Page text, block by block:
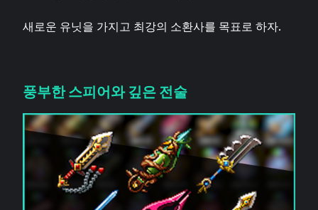
새로운 유닛을 가지고 최강의 소환사를 목표로 하자.
풍부한 스피어와 깊은 전술